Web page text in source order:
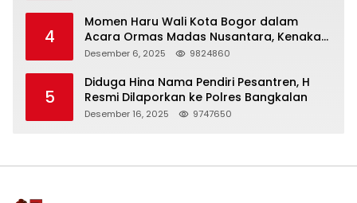
4
Momen Haru Wali Kota Bogor dalam
Acara Ormas Madas Nusantara, Kenakan
Peci Hitam Tinggi sebagai Simbol
Desember 6, 2025 9824860
5
Diduga Hina Nama Pendiri Pesantren, H
Resmi Dilaporkan ke Polres Bangkalan
Desember 16, 2025 9747650